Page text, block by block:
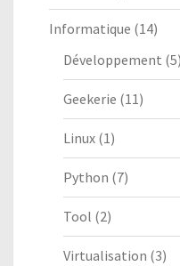
Informatique (14)
Développement (5)
Geekerie (11)
Linux (1)
Python (7)
Tool (2)
Virtualisation (3)